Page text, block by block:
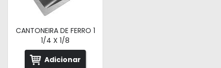
CANTONEIRA DE FERRO 1
1/4 X 1/8
Adicionar